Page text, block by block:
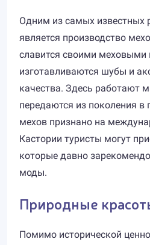
Одним из самых известных
является производство
славится своими меховыми
изготавливаются шубы и
качества. Здесь работают
передаются из поколения в
мехов признано на
Кастории туристы могут
которые давно
моды.
Природные
Помимо исторической